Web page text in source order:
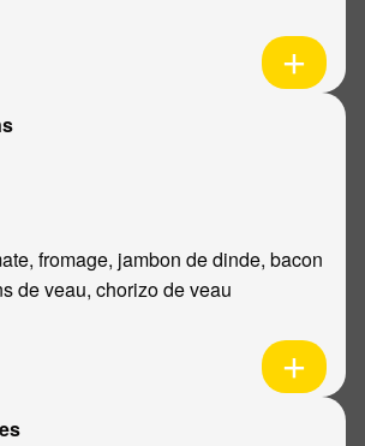
fromage, jambon de dinde, bacon
de veau, chorizo de veau